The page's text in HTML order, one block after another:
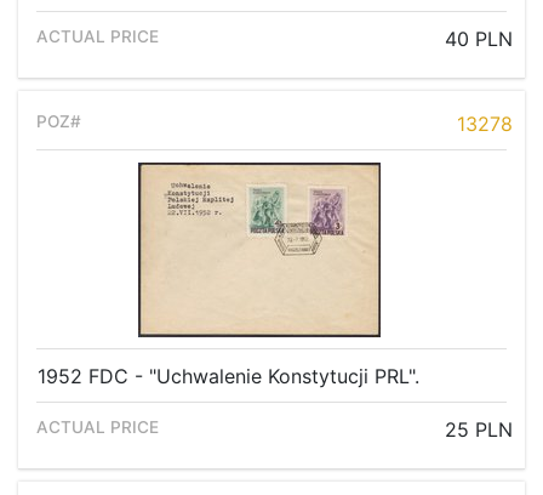
40 PLN
13278
1952 FDC - "Uchwalenie Konstytucji PRL".
25 PLN